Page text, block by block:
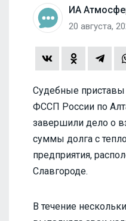
ИА
20 августа,
Судебные приставы
ФССП России по
завершили дело о
суммы долга с
предприятия,
Славгороде.
В течение